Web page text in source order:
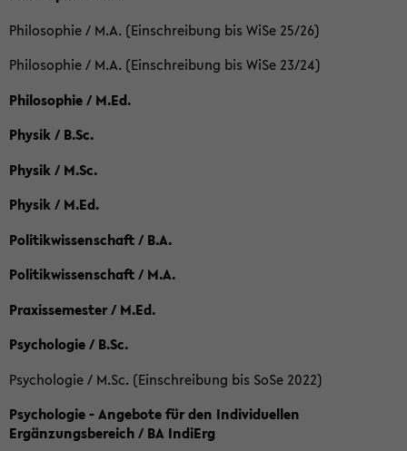
Philosophie / M.A. (Einschreibung bis WiSe 25/26)
Philosophie / M.A. (Einschreibung bis WiSe 23/24)
Philosophie / M.Ed.
Physik / B.Sc.
Physik / M.Sc.
Physik / M.Ed.
Politikwissenschaft / B.A.
Politikwissenschaft / M.A.
Praxissemester / M.Ed.
Psychologie / B.Sc.
Psychologie / M.Sc. (Einschreibung bis SoSe 2022)
Psychologie - Angebote für den Individuellen
Ergänzungsbereich / BA IndiErg